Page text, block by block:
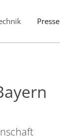
Presse